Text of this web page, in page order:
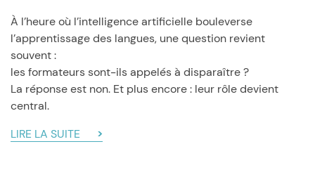
À l’heure où l’intelligence artificielle bouleverse
l’apprentissage des langues, une question revient
souvent :
les formateurs sont-ils appelés à disparaître ?
La réponse est non. Et plus encore : leur rôle devient
central.
LIRE LA SUITE